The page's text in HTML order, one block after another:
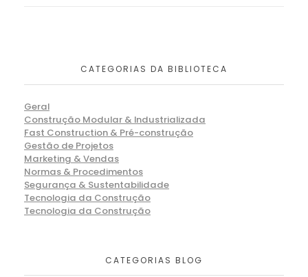
CATEGORIAS DA BIBLIOTECA
Geral
Construção Modular & Industrializada
Fast Construction & Pré-construção
Gestão de Projetos
Marketing & Vendas
Normas & Procedimentos
Segurança & Sustentabilidade
Tecnologia da Construção
Tecnologia da Construção
CATEGORIAS BLOG